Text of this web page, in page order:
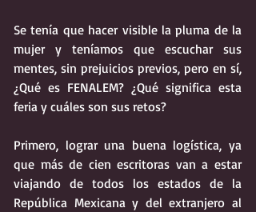
Se tenía que hacer visible la pluma de la
mujer y teníamos que escuchar sus
mentes, sin prejuicios previos, pero en sí,
¿Qué es FENALEM? ¿Qué significa esta
feria y cuáles son sus retos?
Primero, lograr una buena logística, ya
que más de cien escritoras van a estar
viajando de todos los estados de la
República Mexicana y del extranjero al